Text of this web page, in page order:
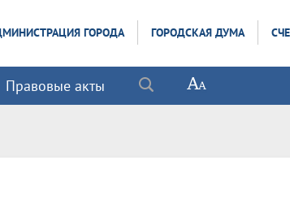
ГОРОДА ГОРОДСКАЯ ДУМА
Правовые акты